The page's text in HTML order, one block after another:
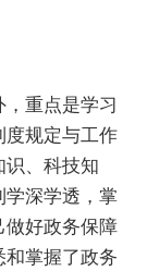
重点是学习
度规定与工作
识、科技知
学深学透，掌
做好政务保障
和掌握了政务